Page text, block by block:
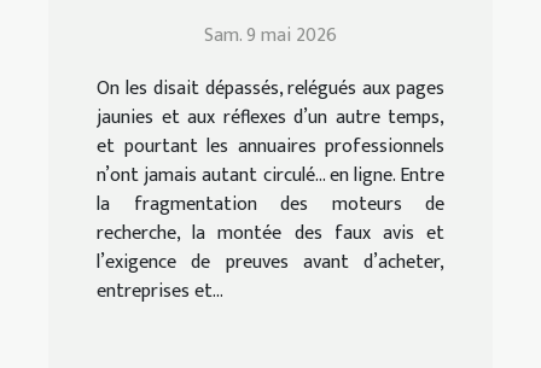
du digitalSam. 9 mai 2026
On les disait dépassés, relégués aux pages
jaunies et aux réflexes d’un autre temps,
et pourtant les annuaires professionnels
n’ont jamais autant circulé… en ligne. Entre
la fragmentation des moteurs de
recherche, la montée des faux avis et
l’exigence de preuves avant d’acheter,
entreprises et...